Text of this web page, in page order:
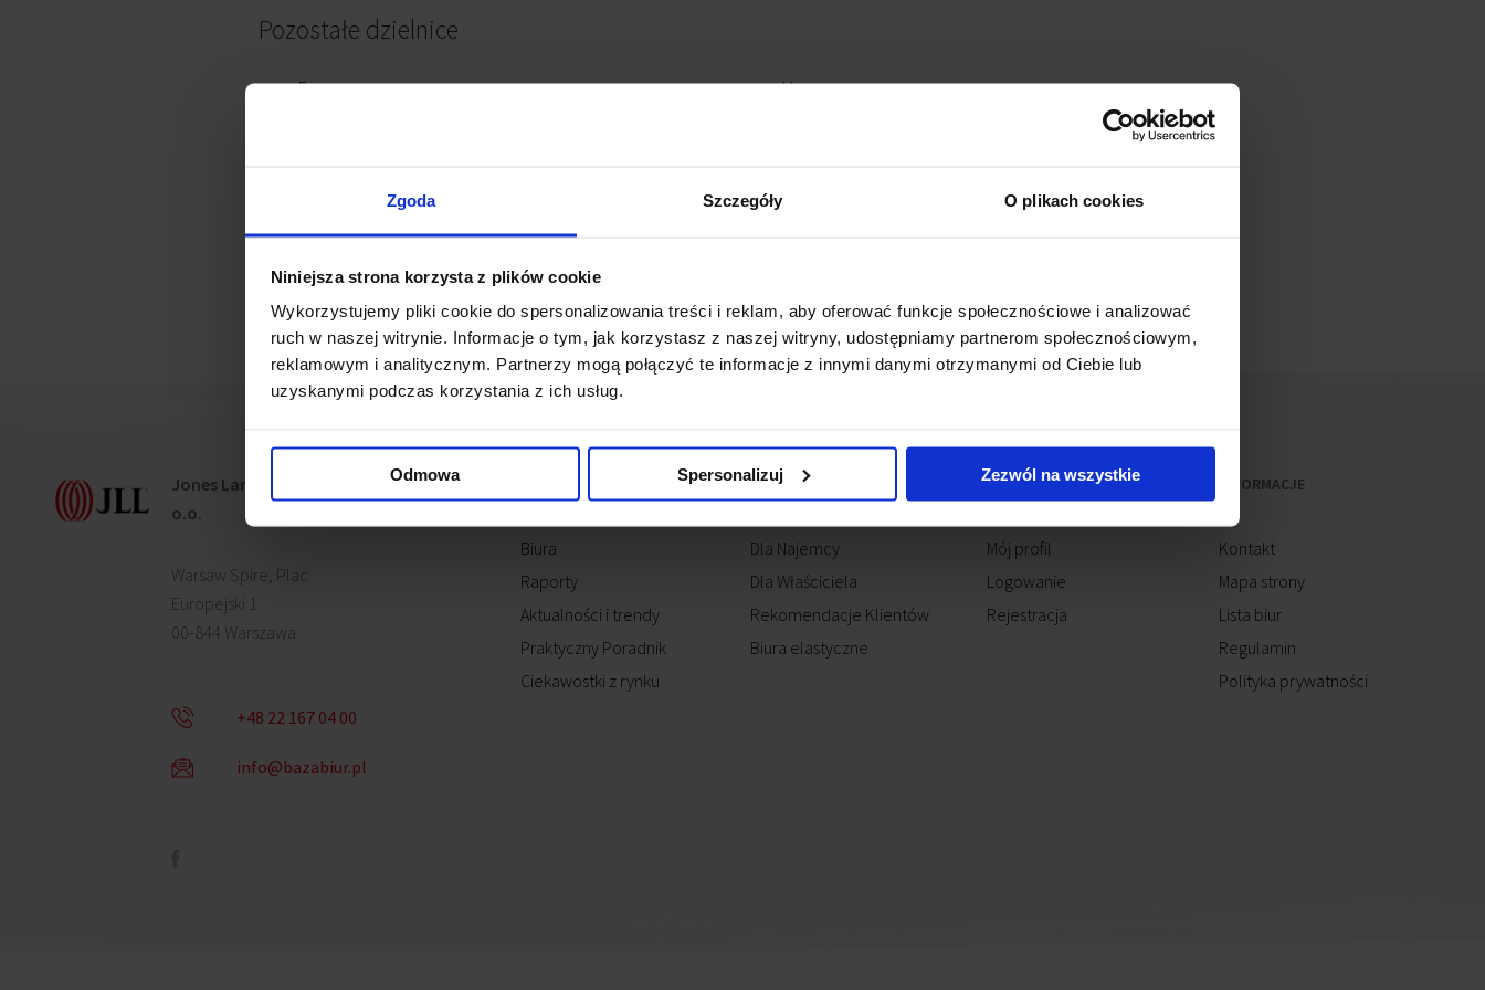
Zgoda Szczegóły O plikach cookies
Niniejsza strona korzysta z plików cookie
Wykorzystujemy pliki cookie do spersonalizowania treści i reklam, aby oferować funkcje społecznościowe i analizować
ruch w naszej witrynie. Informacje o tym, jak korzystasz z naszej witryny, udostępniamy partnerom społecznościowym,
reklamowym i analitycznym. Partnerzy mogą połączyć te informacje z innymi danymi otrzymanymi od Ciebie lub
uzyskanymi podczas korzystania z ich usług.
Odmowa Spersonalizuj Zezwól na wszystkie
Pozostałe dzielnice
Bemowo
Praga Północ
Śródmieście
Ursus
Jones Lang LaSalle Sp. z
o.o.
Warsaw Spire, Plac
Europejski 1
00-844 Warszawa
+48 22 167 04 00
info@bazabiur.pl
Biura
Raporty
Aktualności i trendy
Praktyczny Poradnik
Ciekawostki z rynku
Dla Najemcy
Dla Właściciela
Rekomendacje Klientów
Biura elastyczne
MOJE KONTO
Mój profil
Logowanie
Rejestracja
INFORMACJE
Kontakt
Mapa strony
Lista biur
Regulamin
Polityka prywatności